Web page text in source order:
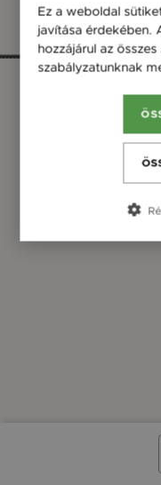
Ez a weboldal
javítása érdekében.
hozzájárul az
szabályzatunknak